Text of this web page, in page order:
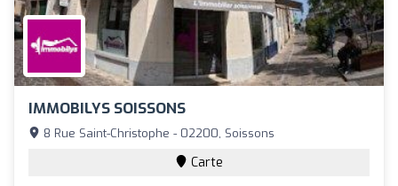
IMMOBILYS SOISSONS
8 Rue Saint-Christophe - 02200, Soissons
Carte